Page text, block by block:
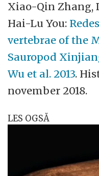
Xiao-Qin Zhang,
Hai-Lu You:
vertebrae of the
Sauropod
Wu et al. 2013.
november 2018.
LES OGSÅ